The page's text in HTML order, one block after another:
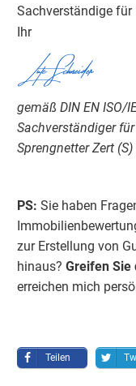
Sachverständige
Ihr
Lutz Schneider
gemäß DIN EN ISO/
Sachverständiger
Sprengnetter Zert (S)
PS: Sie haben
zur Erstellung von
hinaus? Greifen Sie
erreichen mich
Teilen